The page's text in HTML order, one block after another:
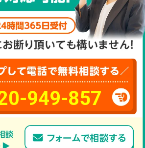
949-857